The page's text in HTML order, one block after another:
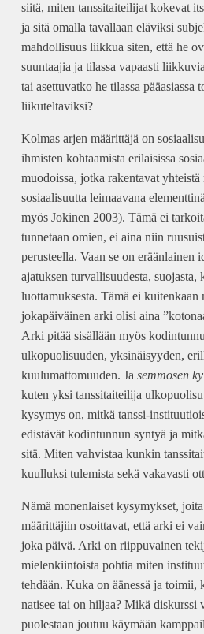
siitä, miten tanssitaiteilijat kokevat
ja sitä omalla tavallaan eläviksi
mahdollisuus liikkua siten, että he
suuntaajia ja tilassa vapaasti
tai asettuvatko he tilassa pääasiassa
liikuteltaviksi?
Kolmas arjen määrittäjä on
ihmisten kohtaamista erilaisissa
muodoissa, jotka rakentavat
sosiaalisuutta leimaavana
myös Jokinen 2003). Tämä ei
tunnetaan omien, ei aina niin
perusteella. Vaan se on eräänlainen
ajatuksen turvallisuudesta, suojasta,
luottamuksesta. Tämä ei kuitenkaan
jokapäiväinen arki olisi aina
Arki pitää sisällään myös
ulkopuolisuuden, yksinäisyyden,
kuulumattomuuden. Ja semmosen
kuten yksi tanssitaiteilija
kysymys on, mitkä tanssi-
edistävät kodintunnun syntyä ja
sitä. Miten vahvistaa kunkin
kuulluksi tulemista sekä vakavasti
Nämä monenlaiset kysymykset,
määrittäjiin osoittavat, että arki ei
joka päivä. Arki on riippuvainen
mielenkiintoista pohtia miten
tehdään. Kuka on äänessä ja toimii,
natisee tai on hiljaa? Mikä diskurssi
puolestaan joutuu käymään